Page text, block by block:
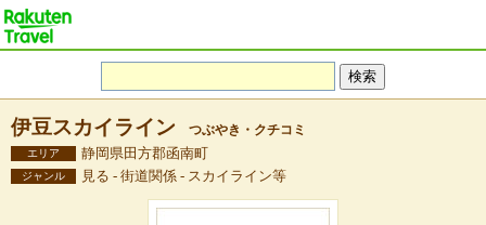
伊豆スカイライン つぶやき・クチコミ
エリア 静岡県田方郡函南町
ジャンル 見る - 街道関係 - スカイライン等